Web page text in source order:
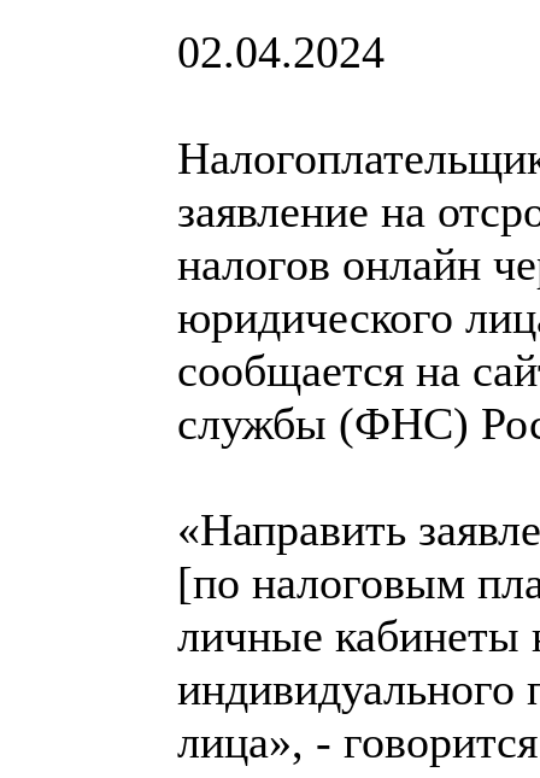
02.04.2024
заявление на
налогов онлайн
юридического
сообщается на
службы (ФНС)
«Направить
[по налоговым
личные кабинеты
индивидуального
лица», -